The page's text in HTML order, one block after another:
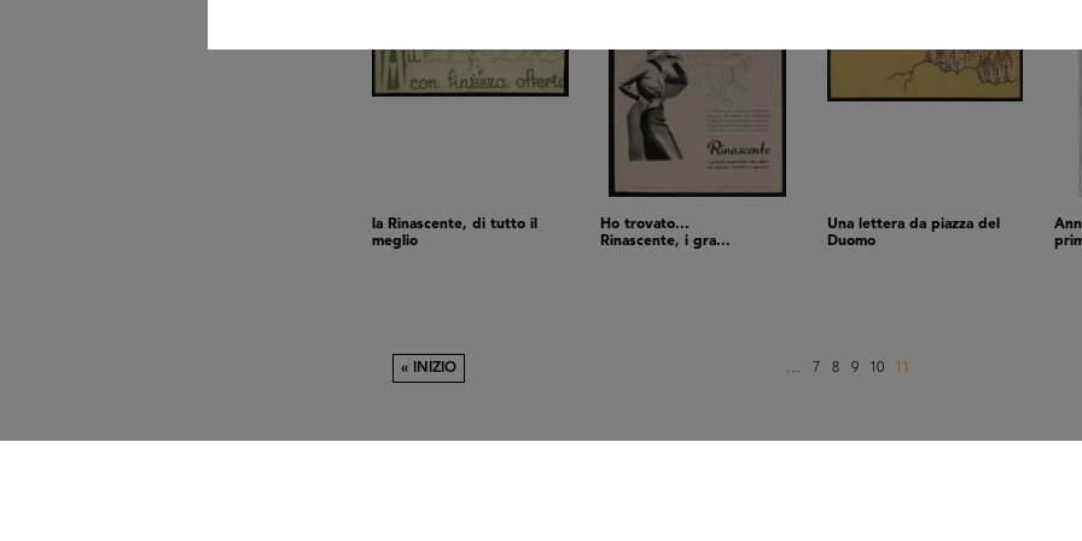
la Rinascente, di tutto il
meglio
Ho trovato...
Rinascente, i gra...
Una lettera da piazza del
Duomo
« INIZIO … 7 8 9 10 11